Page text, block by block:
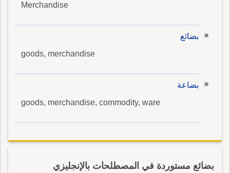
Merchandise
بضائع
goods, merchandise
بضاعة
goods, merchandise, commodity, ware
بضائع مستوردة في المصطلحات بالإنجليزي